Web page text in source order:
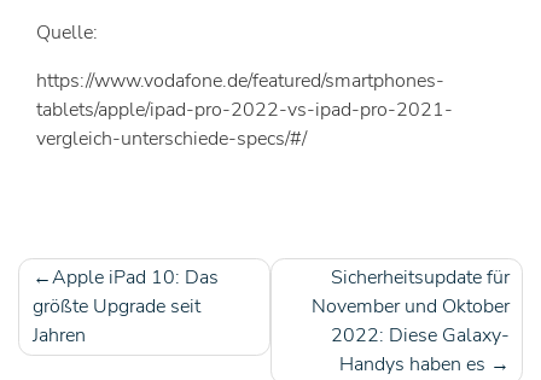
Quelle:
https://www.vodafone.de/featured/smartphones-
tablets/apple/ipad-pro-2022-vs-ipad-pro-2021-
vergleich-unterschiede-specs/#/
Beitragsnavigation
Apple iPad 10: Das
größte Upgrade seit
Jahren
Sicherheitsupdate für
November und Oktober
2022: Diese Galaxy-
Handys haben es